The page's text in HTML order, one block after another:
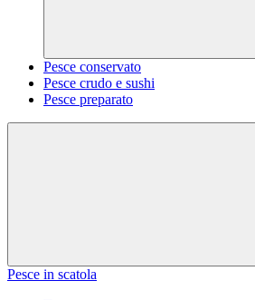
Pesce conservato
Pesce crudo e sushi
Pesce preparato
Pesce in scatola